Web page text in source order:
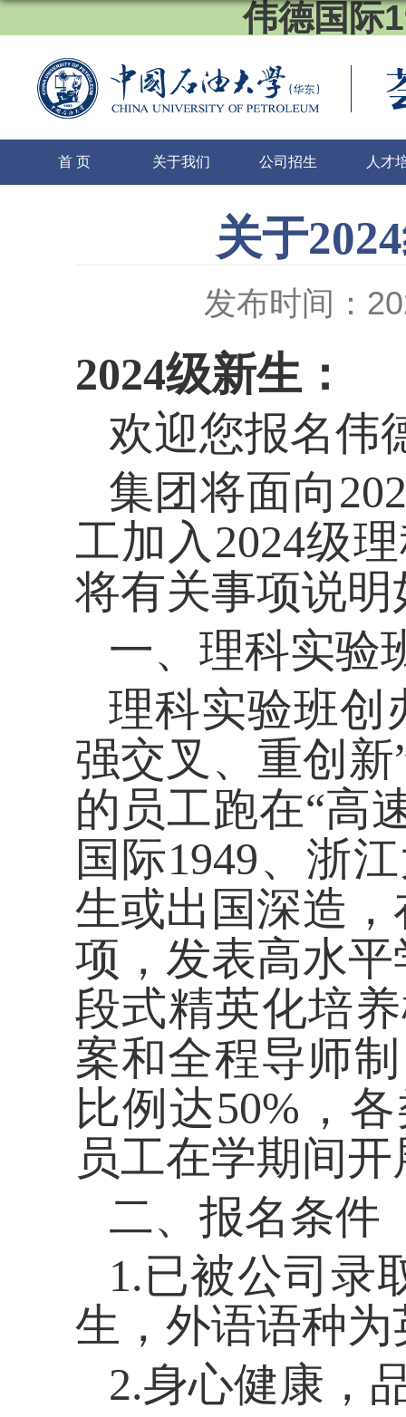
伟德国际
首 页 关于我们 公司招生 人才
关于
发布时间：
2024级新生：
欢迎您报名伟
集团将面向
工加入 2024级
将有关事项说明
一、理科实验
理科实验班创
强交叉、重创
的员工跑在“高
国际1949、浙
生或出国深造
项，发表高水
段式精英化培
案和全程导师
比例达50% ，
员工在学期间
二、报名条件
1.已被公司录
生，外语语种为
2.身心健康，